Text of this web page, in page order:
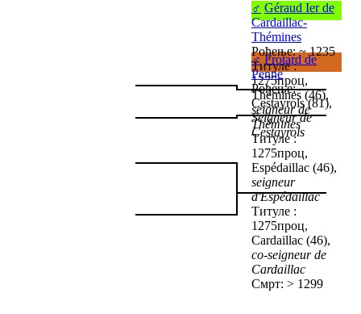
♂ Géraud Ier de
Cardaillac-
Thémines
Рођење: ~ 1235
Титуле :
1275проц,
Thémines (46),
seigneur de
Thémines
Титуле :
1275проц,
Espédaillac (46),
seigneur
d'Espédaillac
Титуле :
1275проц,
Cardaillac (46),
co-seigneur de
Cardaillac
Смрт: > 1299
♂ Frotard de
Penne
Рођење:
Cestayrols (81),
Seigneur de
Cestayrols